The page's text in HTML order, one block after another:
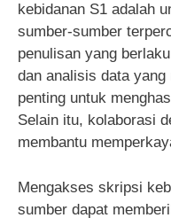
kebidanan S1 adalah
sumber-sumber
penulisan yang
dan analisis data yang
penting untuk
Selain itu, kolaborasi
membantu
Mengakses skripsi
sumber dapat